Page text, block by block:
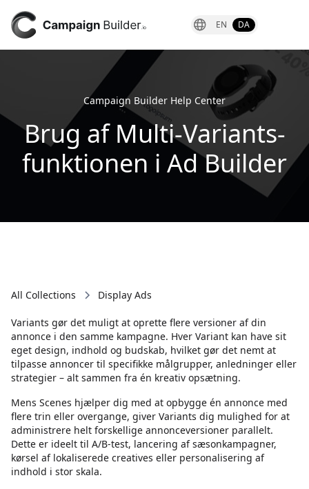
EN DA
Campaign Builder Help Center
Brug af Multi-Variants-
funktionen i Ad Builder
All Collections Display Ads
Variants gør det muligt at oprette flere versioner af din
annonce i den samme kampagne. Hver Variant kan have sit
eget design, indhold og budskab, hvilket gør det nemt at
tilpasse annoncer til specifikke målgrupper, anledninger eller
strategier – alt sammen fra én kreativ opsætning.
Mens Scenes hjælper dig med at opbygge én annonce med
flere trin eller overgange, giver Variants dig mulighed for at
administrere helt forskellige annonceversioner parallelt.
Dette er ideelt til A/B-test, lancering af sæsonkampagner,
kørsel af lokaliserede creatives eller personalisering af
indhold i stor skala.